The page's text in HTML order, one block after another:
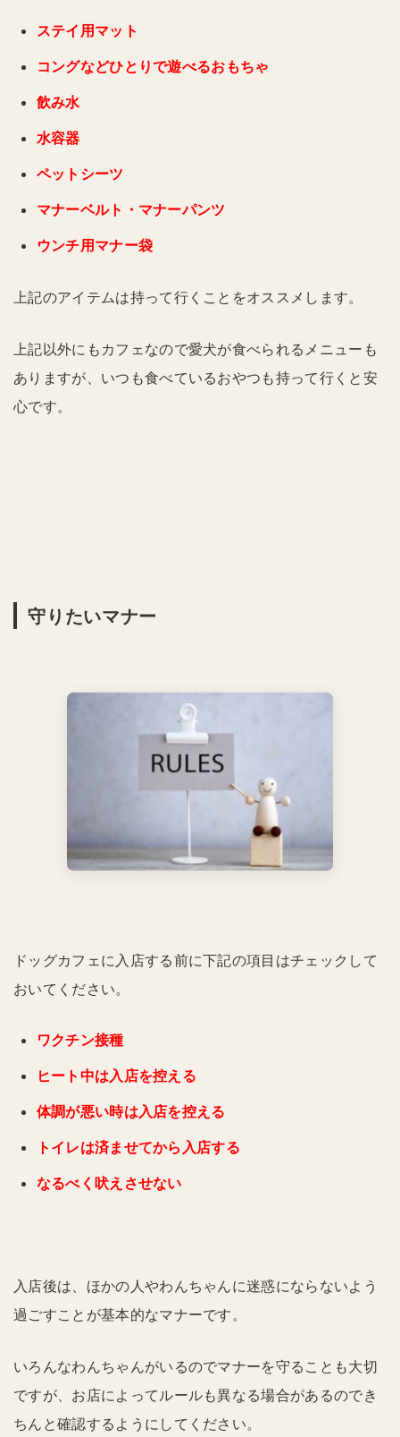
ステイ用マット
コングなどひとりで遊べるおもちゃ
飲み水
水容器
ペットシーツ
マナーベルト・マナーパンツ
ウンチ用マナー袋
上記のアイテムは持って行くことをオススメします。
上記以外にもカフェなので愛犬が食べられるメニューも
ありますが、いつも食べているおやつも持って行くと安
心です。
守りたいマナー
ドッグカフェに入店する前に下記の項目はチェックして
おいてください。
ワクチン接種
ヒート中は入店を控える
体調が悪い時は入店を控える
トイレは済ませてから入店する
なるべく吠えさせない
入店後は、ほかの人やわんちゃんに迷惑にならないよう
過ごすことが基本的なマナーです。
いろんなわんちゃんがいるのでマナーを守ることも大切
ですが、お店によってルールも異なる場合があるのでき
ちんと確認するようにしてください。